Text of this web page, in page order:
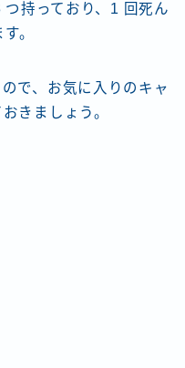
持っており、1 回死ん
。
で、お気に入りのキャ
きましょう。